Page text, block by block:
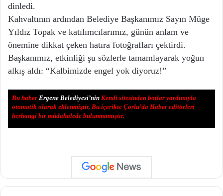
dinledi.
Kahvaltının ardından Belediye Başkanımız Sayın Müge
Yıldız Topak ve katılımcılarımız, günün anlam ve
önemine dikkat çeken hatıra fotoğrafları çektirdi.
Başkanımız, etkinliği şu sözlerle tamamlayarak yoğun
alkış aldı: “Kalbimizde engel yok diyoruz!”
Bu haberErgene Belediyesi’nin Kendi sitesinden botlar yardımıyla
otomatik olarak eklenmiştir. Bu içerikte Çorlu’da Haber editörleri
herhangi bir müdahalede bulunmamıştır.